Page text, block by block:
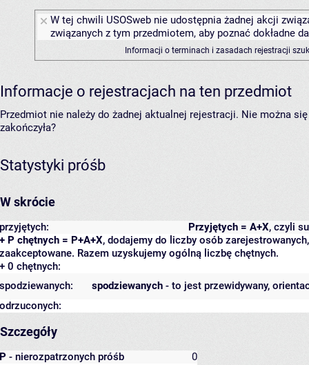
W tej chwili USOSweb nie udostępnia żadnej akcji
związanych z tym przedmiotem, aby poznać dokładne
Informacji o terminach i zasadach rejestracji
Informacje o rejestracjach na ten przedmiot
Przedmiot nie należy do żadnej aktualnej rejestracji. Nie można
zakończyła?
Statystyki próśb
W skrócie
Przyjętych = A+X, czyli
przyjętych:
+ P chętnych = P+A+X, dodajemy do liczby osób
zaakceptowane. Razem uzyskujemy ogólną liczbę chętnych.
+ 0 chętnych:
spodziewanych - to jest przewidywany,
spodziewanych:
odrzuconych:
Szczegóły
P - nierozpatrzonych próśb
0